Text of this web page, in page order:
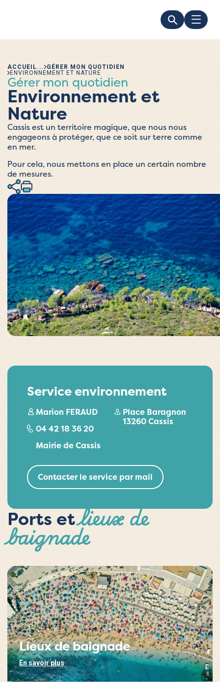
ACCUEIL
GÉRER MON QUOTIDIEN
ENVIRONNEMENT ET NATURE
Environnement et
Nature
Gérer mon quotidien
Cassis est un territoire magique, que nous nous
engageons à protéger, que ce soit sur terre comme
en mer.
Pour cela, nous mettons en place un certain nombre
de mesures.
Service environnement
Marion FERAUD
04 42 18 36 20
Mairie de Cassis
Place Baragnon
13260 Cassis
Contacter le service par mail
Ports etlieux de
baignade
Lieux de baignade
En savoir plus